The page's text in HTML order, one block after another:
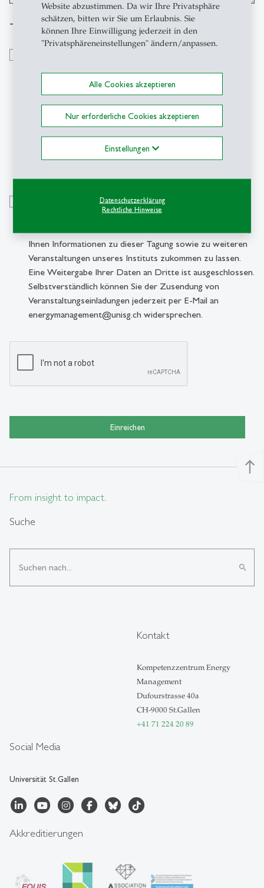
Website abzustimmen. Da wir Ihre Privatsphäre
schätzen, bitten wir Sie um Erlaubnis. Sie
können Ihre Einwilligung jederzeit in den
"Privatsphäreneinstellungen" ändern/anpassen.
Alle Cookies akzeptieren
Nur erforderliche Cookies akzeptieren
Einstellungen
Datenschutzerklärung
Rechtliche Hinweise
Teilnahmebedingungen
Programm sowie die auf unserer Homepage abrufbaren
AGBs für Seminare und Tagungen des
Kompetenzzentrums Energy Management der Universität
St.Gallen an. Im Rahmen der Veranstaltung wird
fotografiert. Mit der Anmeldung geben Sie Ihre
Zustimmung zur Veröffentlichung der Fotos, auf welchen
Durch Ihre Anmeldung stimmen Sie der Verwendung Ihrer
Daten gemäss den geltenden rechtlichen Bestimmungen
Ihnen Informationen zu dieser Tagung sowie zu weiteren
Veranstaltungen unseres Instituts zukommen zu lassen.
Eine Weitergabe Ihrer Daten an Dritte ist ausgeschlossen.
Selbstverständlich können Sie der Zusendung von
Veranstaltungseinladungen jederzeit per E-Mail an
energymanagement@unisg.ch widersprechen.
Einreichen
north
From insight to impact.
Suche
search
Social Media
Universität St.Gallen
Kontakt
Kompetenzzentrum Energy
Management
Dufourstrasse 40a
CH-9000 St.Gallen
+41 71 224 20 89
Akkreditierungen